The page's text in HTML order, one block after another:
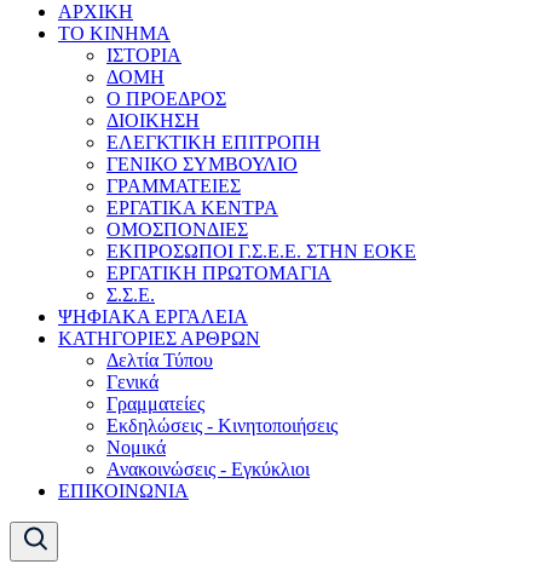
ΑΡΧΙΚΗ
ΤΟ ΚΙΝΗΜΑ
ΙΣΤΟΡΙΑ
ΔΟΜΗ
Ο ΠΡΟΕΔΡΟΣ
ΔΙΟΙΚΗΣΗ
ΕΛΕΓΚΤΙΚΗ ΕΠΙΤΡΟΠΗ
ΓΕΝΙΚΟ ΣΥΜΒΟΥΛΙΟ
ΓΡΑΜΜΑΤΕΙΕΣ
ΕΡΓΑΤΙΚΑ ΚΕΝΤΡΑ
ΟΜΟΣΠΟΝΔΙΕΣ
ΕΚΠΡΟΣΩΠΟΙ Γ.Σ.Ε.Ε. ΣΤΗΝ ΕΟΚΕ
ΕΡΓΑΤΙΚΗ ΠΡΩΤΟΜΑΓΙΑ
Σ.Σ.Ε.
ΨΗΦΙΑΚΑ ΕΡΓΑΛΕΙΑ
ΚΑΤΗΓΟΡΙΕΣ ΑΡΘΡΩΝ
Δελτία Τύπου
Γενικά
Γραμματείες
Εκδηλώσεις - Κινητοποιήσεις
Νομικά
Ανακοινώσεις - Εγκύκλιοι
ΕΠΙΚΟΙΝΩΝΙΑ